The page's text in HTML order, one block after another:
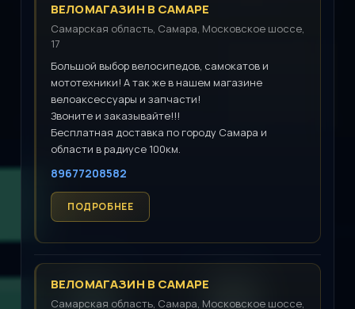
ВЕЛОМАГАЗИН В САМАРЕ
Самарская область, Самара, Московское шоссе,
17
Большой выбор велосипедов, самокатов и
мототехники! А так же в нашем магазине
велоаксессуары и запчасти!
Звоните и заказывайте!!!
Бесплатная доставка по городу Самара и
области в радиусе 100км.
89677208582
ВЕЛОМАГАЗИН В САМАРЕ
Самарская область, Самара, Московское шоссе,